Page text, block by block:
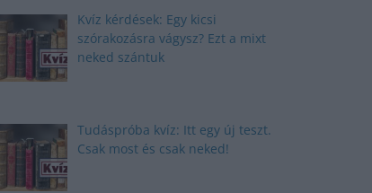
Kvíz kérdések: Egy kicsi
szórakozásra vágysz? Ezt a mixt
neked szántuk
Tudáspróba kvíz: Itt egy új teszt.
Csak most és csak neked!